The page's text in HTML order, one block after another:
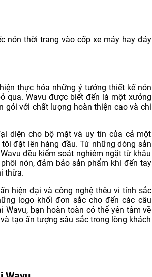
nón thời trang vào cốp xe máy hay đáy
thực hóa những ý tưởng thiết kế nón
qua. Wavu được biết đến là một xưởng
gói với chất lượng hoàn thiện cao và chi
diện cho bộ mặt và uy tín của cả một
đặt lên hàng đầu. Từ những dòng sản
đều kiểm soát nghiêm ngặt từ khâu
nón, đảm bảo sản phẩm khi đến tay
thừa.
hiện đại và công nghệ thêu vi tính sắc
logo khối đơn sắc cho đến các câu
bạn hoàn toàn có thể yên tâm về
tạo ấn tượng sâu sắc trong lòng khách